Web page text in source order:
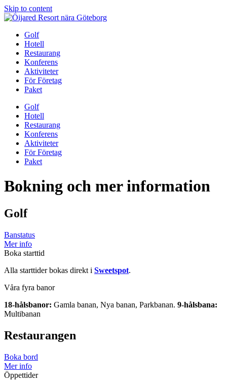
Skip to content
Golf
Hotell
Restaurang
Konferens
Aktiviteter
För Företag
Paket
Golf
Hotell
Restaurang
Konferens
Aktiviteter
För Företag
Paket
Bokning och mer information
Golf
Banstatus
Mer info
Boka starttid
Alla starttider bokas direkt i Sweetspot.
Våra fyra banor
18-hålsbanor: Gamla banan, Nya banan, Parkbanan. 9-hålsbana:
Multibanan
Restaurangen
Boka bord
Mer info
Öppettider